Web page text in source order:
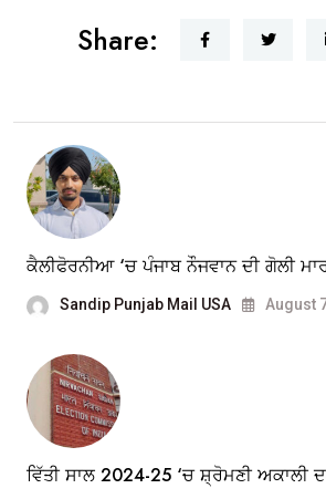
Share:
ਕੈਲੀਫੋਰਨੀਆ ‘ਚ ਪੰਜਾਬ ਨੌਜਵਾਨ ਦੀ ਗੋਲੀ
Sandip Punjab Mail USA August
ਵਿੱਤੀ ਸਾਲ 2024-25 ‘ਚ ਸ਼੍ਰੋਮਣੀ ਅਕਾਲੀ